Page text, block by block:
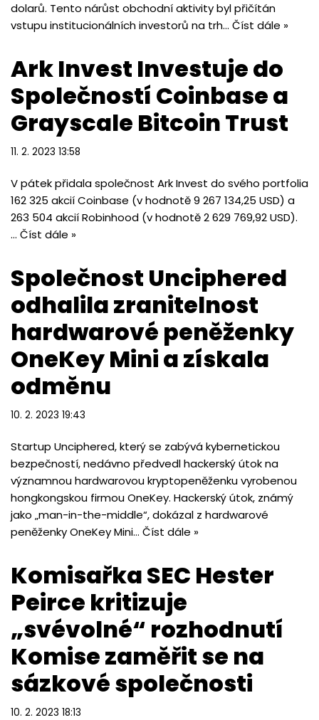
dolarů. Tento nárůst obchodní aktivity byl přičítán
vstupu institucionálních investorů na trh… Číst dále »
Ark Invest Investuje do
Společností Coinbase a
Grayscale Bitcoin Trust
11. 2. 2023 13:58
V pátek přidala společnost Ark Invest do svého portfolia
162 325 akcií Coinbase (v hodnotě 9 267 134,25 USD) a
263 504 akcií Robinhood (v hodnotě 2 629 769,92 USD).
… Číst dále »
Společnost Unciphered
odhalila zranitelnost
hardwarové peněženky
OneKey Mini a získala
odměnu
10. 2. 2023 19:43
Startup Unciphered, který se zabývá kybernetickou
bezpečností, nedávno předvedl hackerský útok na
významnou hardwarovou kryptopeněženku vyrobenou
hongkongskou firmou OneKey. Hackerský útok, známý
jako „man-in-the-middle“, dokázal z hardwarové
peněženky OneKey Mini… Číst dále »
Komisařka SEC Hester
Peirce kritizuje
„svévolné“ rozhodnutí
Komise zaměřit se na
sázkové společnosti
10. 2. 2023 18:13